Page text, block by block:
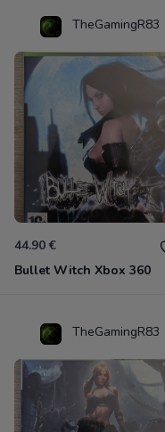
TheGamingR83
44.90 €
Bullet Witch Xbox 360
TheGamingR83